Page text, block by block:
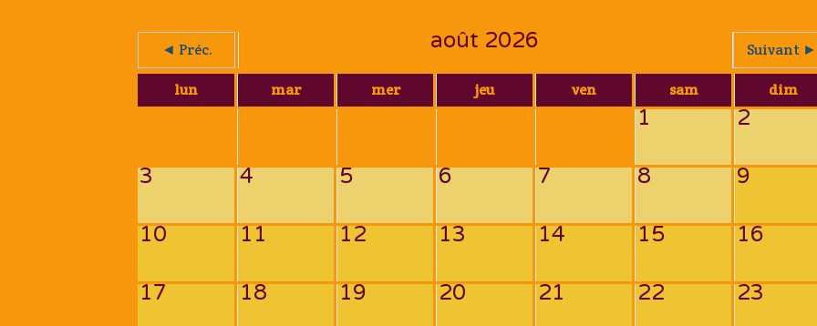
◄ Préc. août 2026 Suivant ►
lun mar mer jeu ven sam dim
1 2
3 4 5 6 7 8 9
10 11 12 13 14 15 16
17 18 19 20 21 22 23